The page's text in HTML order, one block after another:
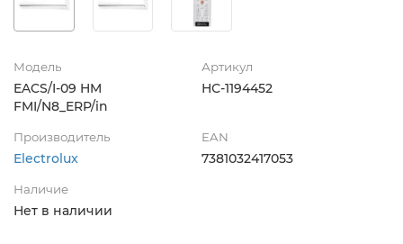
Модель
EACS/I-09 HM
FMI/N8_ERP/in
Артикул
НС-1194452
Производитель
Electrolux
EAN
7381032417053
Наличие
Нет в наличии